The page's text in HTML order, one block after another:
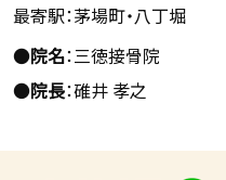
最寄駅：茅場町・八丁堀
●院名：三徳接骨院
●院長：碓井 孝之